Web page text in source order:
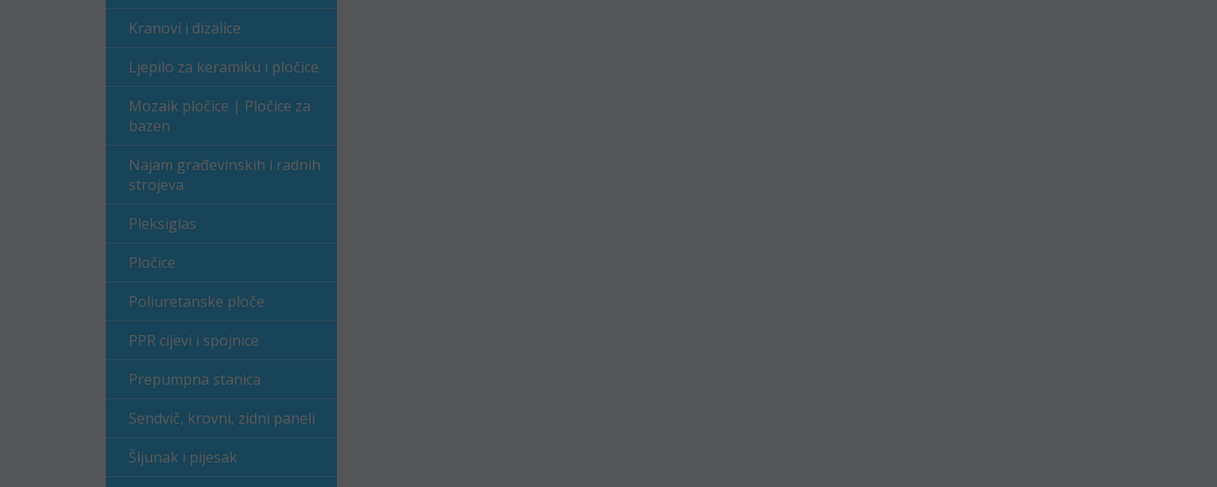
Kranovi i dizalice
Ljepilo za keramiku i pločice
Mozaik pločice | Pločice za
bazen
Najam građevinskih i radnih
strojeva
Pleksiglas
Pločice
Poliuretanske ploče
PPR cijevi i spojnice
Prepumpna stanica
Sendvič, krovni, zidni paneli
Šljunak i pijesak